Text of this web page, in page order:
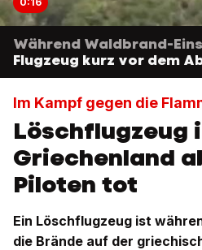
Während Waldbrand-
Flugzeug kurz vor dem
Im Kampf gegen die
Löschflugzeug
Griechenland
Piloten tot
Ein Löschflugzeug ist
die Brände auf der